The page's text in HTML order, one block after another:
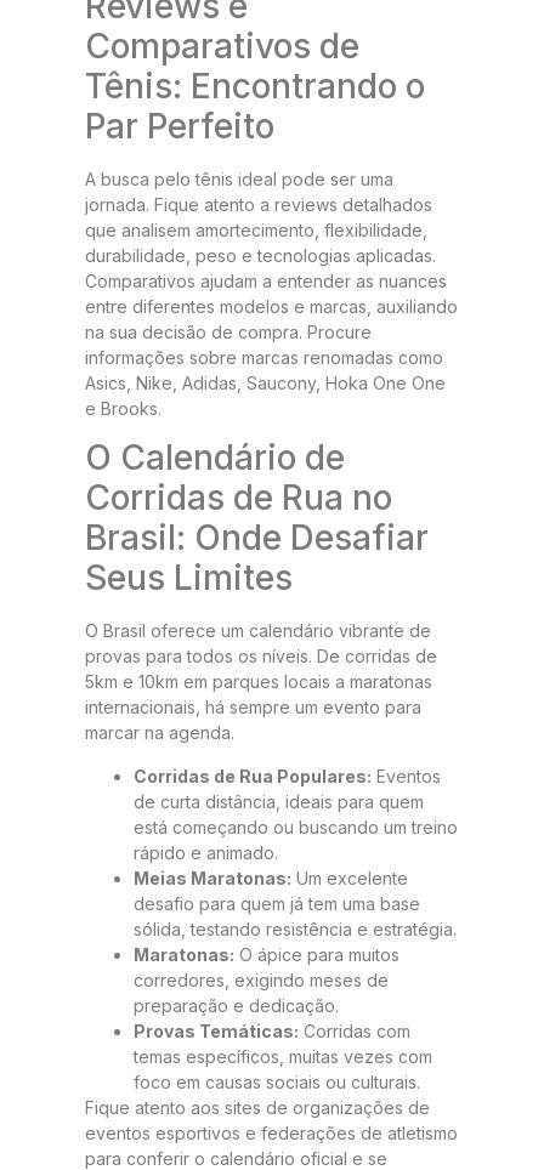
Comparativos de
Tênis: Encontrando o
Par Perfeito
A busca pelo tênis ideal pode ser uma
jornada. Fique atento a reviews detalhados
que analisem amortecimento, flexibilidade,
durabilidade, peso e tecnologias aplicadas.
Comparativos ajudam a entender as nuances
entre diferentes modelos e marcas, auxiliando
na sua decisão de compra. Procure
informações sobre marcas renomadas como
Asics, Nike, Adidas, Saucony, Hoka One One
e Brooks.
O Calendário de
Corridas de Rua no
Brasil: Onde Desafiar
Seus Limites
O Brasil oferece um calendário vibrante de
provas para todos os níveis. De corridas de
5km e 10km em parques locais a maratonas
internacionais, há sempre um evento para
marcar na agenda.
Corridas de Rua Populares: Eventos
de curta distância, ideais para quem
está começando ou buscando um treino
rápido e animado.
Meias Maratonas: Um excelente
desafio para quem já tem uma base
sólida, testando resistência e estratégia.
Maratonas: O ápice para muitos
corredores, exigindo meses de
preparação e dedicação.
Provas Temáticas: Corridas com
temas específicos, muitas vezes com
foco em causas sociais ou culturais.
Fique atento aos sites de organizações de
eventos esportivos e federações de atletismo
para conferir o calendário oficial e se